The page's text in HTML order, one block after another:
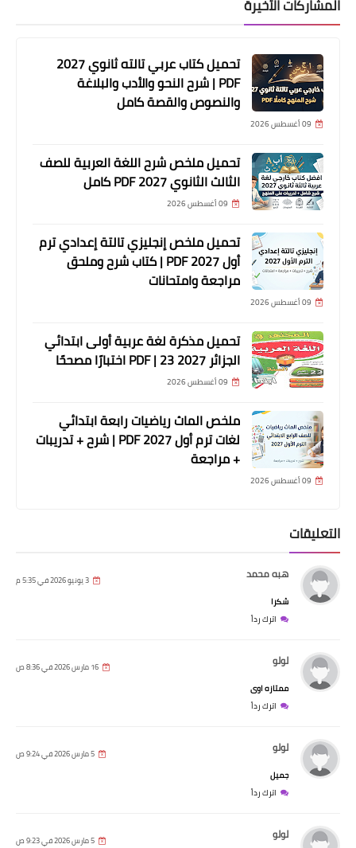
المشاركات الأخيرة
تحميل كتاب عربي تالته ثانوي 2027
PDF | شرح النحو والأدب والبلاغة
والنصوص والقصة كامل
09 أغسطس 2026
تحميل ملخص شرح اللغة العربية للصف
الثالث الثانوي 2027 PDF كامل
09 أغسطس 2026
تحميل ملخص إنجليزي تالتة إعدادي ترم
أول 2027 PDF | كتاب شرح وملحق
مراجعة وامتحانات
09 أغسطس 2026
تحميل مذكرة لغة عربية أولى ابتدائي
الجزائر 2027 PDF | 23 اختبارًا مصححًا
09 أغسطس 2026
ملخص الماث رياضيات رابعة ابتدائي
لغات ترم أول 2027 PDF | شرح + تدريبات
+ مراجعة
09 أغسطس 2026
التعليقات
هبه محمد 3 يونيو 2026 في 5:35 م
شكرا
اترك رداً
لولو 16 مارس 2026 في 8:36 ص
ممتازه اوى
اترك رداً
لولو 5 مارس 2026 في 9:24 ص
جميل
اترك رداً
لولو 5 مارس 2026 في 9:23 ص